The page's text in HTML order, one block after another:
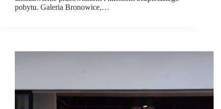
pobytu. Galeria Bronowice,…